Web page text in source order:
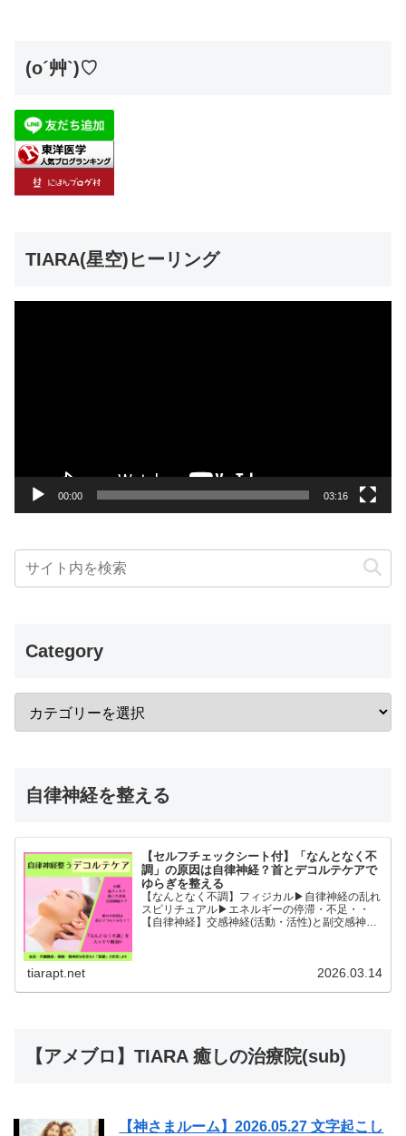
(o´艸`)♡
TIARA(星空)ヒーリング
00:00 03:16
Category
自律神経を整える
【セルフチェックシート付】「なんとなく不
調」の原因は自律神経？首とデコルテケアで
ゆらぎを整える
【なんとなく不調】フィジカル▶︎自律神経の乱れ
スピリチュアル▶︎エネルギーの停滞・不足・・
【自律神経】交感神経(活動・活性)と副交感神経
tiarapt.net 2026.03.14
【アメブロ】TIARA 癒しの治療院(sub)
【神さまルーム】2026.05.27 文字起こし